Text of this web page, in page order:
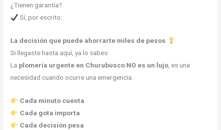
¿Tienen garantía?
Sí, por escrito.
La decisión que puede ahorrarte miles de pesos
Si llegaste hasta aquí, ya lo sabes:
La plomería urgente en Churubusco NO es un lujo, es una
necesidad cuando ocurre una emergencia.
Cada minuto cuenta
Cada gota importa
Cada decisión pesa